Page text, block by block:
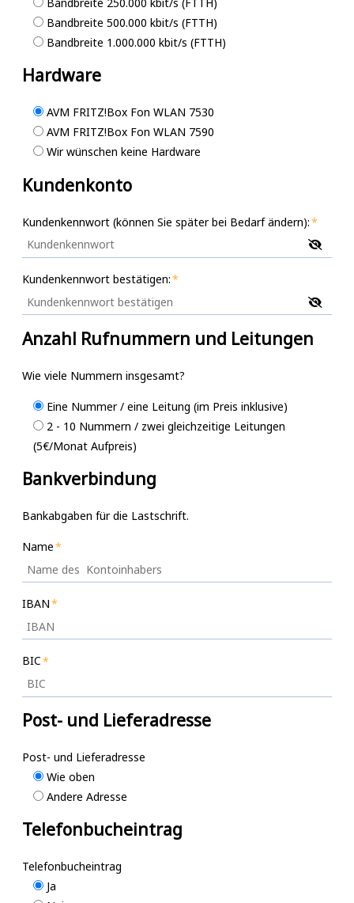
Bandbreite 500.000 kbit/s (FTTH)
Bandbreite 1.000.000 kbit/s (FTTH)
Hardware
AVM FRITZ!Box Fon WLAN 7530
AVM FRITZ!Box Fon WLAN 7590
Wir wünschen keine Hardware
Kundenkonto
Kundenkennwort (können Sie später bei Bedarf ändern):
Kundenkennwort bestätigen:
Anzahl Rufnummern und Leitungen
Wie viele Nummern insgesamt?
Eine Nummer / eine Leitung (im Preis inklusive)
2 - 10 Nummern / zwei gleichzeitige Leitungen
(5€/Monat Aufpreis)
Bankverbindung
Bankabgaben für die Lastschrift.
Name
IBAN
BIC
Post- und Lieferadresse
Post- und Lieferadresse
Wie oben
Andere Adresse
Telefonbucheintrag
Telefonbucheintrag
Ja